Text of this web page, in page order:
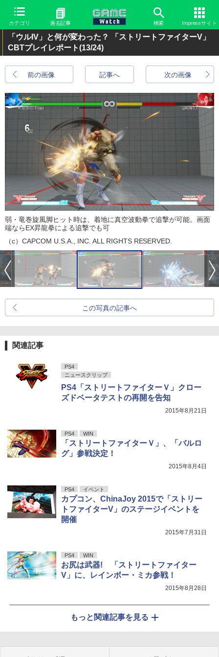
カテゴリ 過去記事 検索 Impressサイト
「ウルIV」と何が変わった？ 「ストリートファイターV」
CBTプレイレポート(13/24)
前の画像 次の画像
記事へ
弱・竜巻旋風脚ヒット時は、着地に真空波動拳で追撃が可能。画面
端ならEX昇龍拳による追撃でも可
（c）CAPCOM U.S.A., INC. ALL RIGHTS RESERVED.
この写真の記事へ
関連記事
PS4
ニュースクリップ
PS4「ストリートファイターＶ」クロー
ズドベータテストの再開を告知
2015年8月21日
PS4 WIN
「ストリートファイターＶ」、「バルロ
グ」参戦決定！
2015年8月4日
PS4 イベント
カプコン、ChinaJoy 2015で「ストリー
トファイターV」のステージイベントを
開催
2015年7月31日
PS4 WIN
お尻は武器! 「ストリートファイター
V」に、レインボー・ミカ参戦！
2015年8月28日
もっと関連記事を見る